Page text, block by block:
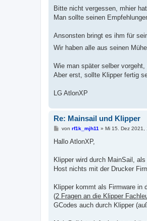
a
Bitte nicht vergessen, mhier
Man sollte seinen
Ansonsten bringt es ihm für
Wir haben alle aus seinen
Wie man später selber
Aber erst, sollte Klipper fertig
LG AtlonXP
Re: Mainsail und Klipper
B
i
a
g
von rf1k_mjh11 » Mi 15. Dez 2021,
Hallo AtlonXP,
Klipper wird durch MainSail,
Host nichts mit der Drucker
Klipper kommt als Firmware in
(2 Fragen an die Klipper
GCodes auch durch Klipper